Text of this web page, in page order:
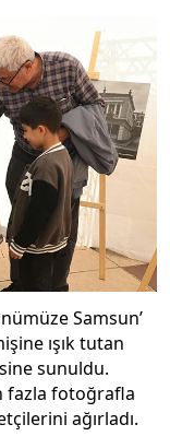
Samsun’
ışık tutan
sunuldu.
fazla fotoğrafla
ağırladı.